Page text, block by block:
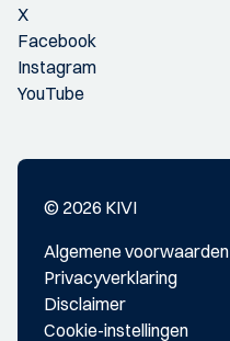
X
Facebook
Instagram
YouTube
© 2026 KIVI
Algemene voorwaarden
Privacyverklaring
Disclaimer
Cookie-instellingen